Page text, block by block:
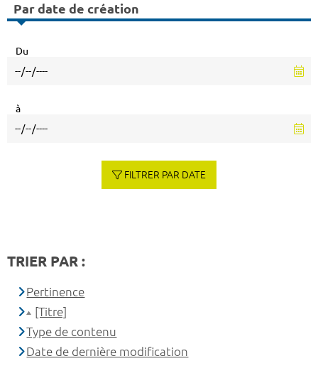
Par date de création
Du
à
FILTRER PAR DATE
TRIER PAR :
Pertinence
[Titre]
Type de contenu
Date de dernière modification